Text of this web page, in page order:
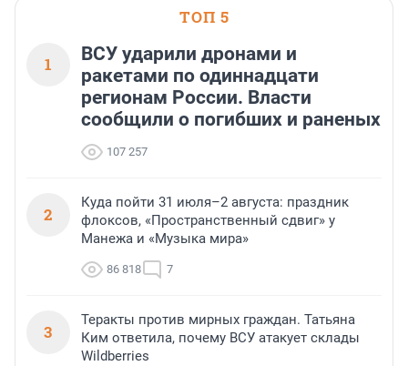
ТОП 5
1
ВСУ ударили дронами и
ракетами по одиннадцати
регионам России. Власти
сообщили о погибших и раненых
107 257
2
Куда пойти 31 июля–2 августа: праздник
флоксов, «Пространственный сдвиг» у
Манежа и «Музыка мира»
86 818 7
3
Теракты против мирных граждан. Татьяна
Ким ответила, почему ВСУ атакует склады
Wildberries